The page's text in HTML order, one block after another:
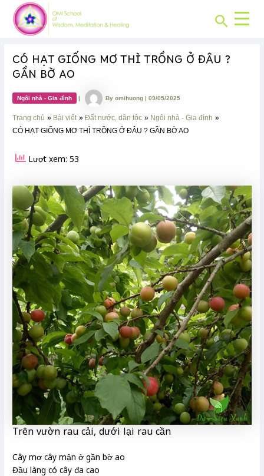
content
Search
CÓ HẠT GIỐNG MƠ THÌ TRỒNG Ở ĐÂU ?
GẦN BỜ AO
Ngôi nhà - Gia đình | Byomihuong|09/05/2025
Trang chủ Bài viết Đất nước, dân tộc
Ngôi nhà - Gia đình
CÓ HẠT GIỐNG MƠ THÌ TRỒNG Ở ĐÂU ? GẦN BỜ AO
Lượt xem: 53
Trên vườn rau cải, dưới lại rau cần
Cây mơ cây mận ở gần bờ ao
Đầu làng có cây đa cao
Post
navigation
CHUYÊN
MỤC: